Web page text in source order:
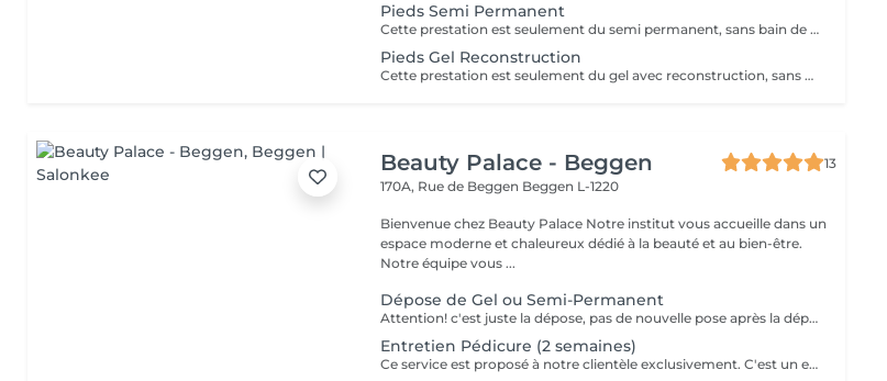
Pieds Semi Permanent
Cette prestation est seulement du semi permanent, sans bain de pieds ni soins des callosités.
Pieds Gel Reconstruction
Cette prestation est seulement du gel avec reconstruction, sans bain de pieds ni soins des callosités.
Beauty Palace - Beggen
13
170A, Rue de Beggen Beggen L-1220
Bienvenue chez Beauty Palace Notre institut vous accueille dans un
espace moderne et chaleureux dédié à la beauté et au bien-être.
Notre équipe vous ...
Dépose de Gel ou Semi-Permanent
Attention! c'est juste la dépose, pas de nouvelle pose après la dépose.
Entretien Pédicure (2 semaines)
Ce service est proposé à notre clientèle exclusivement. C'est un entretien des ongles à effectuer maximum après deux semaines suivant la pédicure. Description : *Raccourcissement des ongles *Entretien des cuticules *Passage de la rape *Application d'une Huile pour les cuticules et d'une Crème pieds